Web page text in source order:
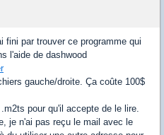
fini par trouver ce programme qui
l'aide de dashwood
gauche/droite. Ça coûte 100$
pour qu'il accepte de le lire.
je n'ai pas reçu le mail avec le